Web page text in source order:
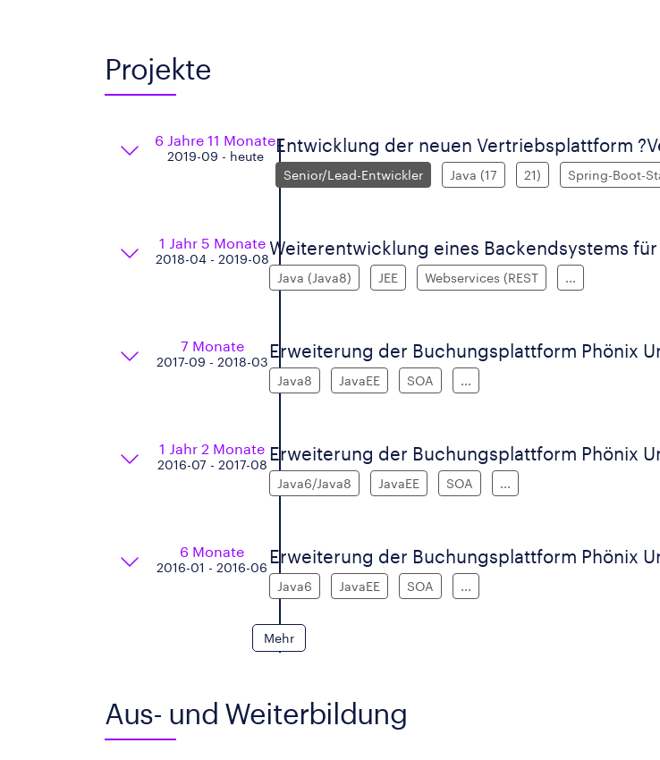
Projekte
6 Jahre 11 Monate
2019-09 - heute
Entwicklung der neuen Vertriebsplattform
Senior/Lead-Entwickler Java (17 21) Spring-Boot-
1 Jahr 5 Monate
2018-04 - 2019-08
Weiterentwicklung eines Backendsystems
Java (Java8) JEE Webservices (REST ...
7 Monate
2017-09 - 2018-03
Erweiterung der Buchungsplattform Phönix
Java8 JavaEE SOA ...
1 Jahr 2 Monate
2016-07 - 2017-08
Erweiterung der Buchungsplattform Phönix
Java6/Java8 JavaEE SOA ...
6 Monate
2016-01 - 2016-06
Erweiterung der Buchungsplattform Phönix
Java6 JavaEE SOA ...
Mehr
Aus- und Weiterbildung